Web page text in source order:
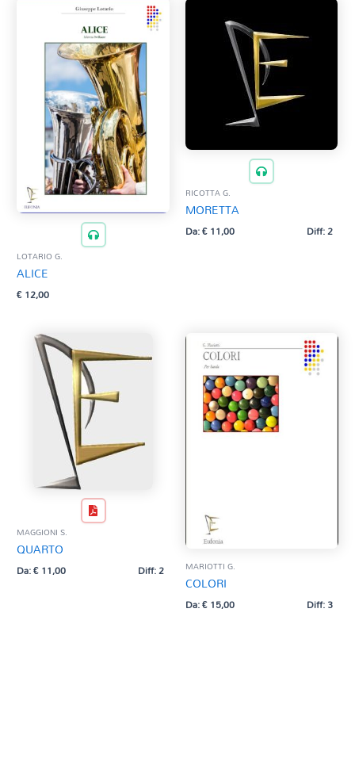
LOTARIO G.
ALICE
€12,00
RICOTTA G.
MORETTA
Da:€11,00 Diff: 2
MAGGIONI S.
QUARTO
Da:€11,00 Diff: 2 MARIOTTI G.
COLORI
Da:€15,00 Diff: 3